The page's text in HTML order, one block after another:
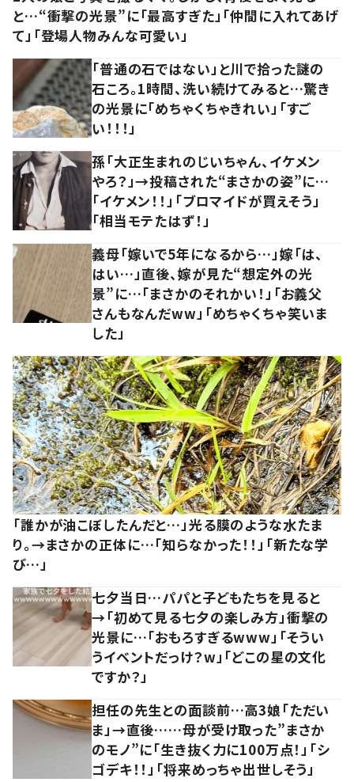
と…“衝撃の光景”に「最高すぎた」「仲間に入れてあげ
て」「登場人物みんな可愛い」
「普通の石ではない」と川で拾った謎の
石ころ。1時間、洗い続けてみると…驚き
の光景に「めちゃくちゃきれい」「すご
い！！！」
孫「大正生まれのじいちゃん、イケメン
やろ？」→投稿された“まさかの姿”に…
「イケメン！！」「ブロマイドが買えそう」
「相当モテたはず！」
義母「嫁いで5年になるから…」嫁「は、
はい…」直後、嫁が見た“想定外の光
景”に…「まさかのそれかい！」「お義父
さんもなんだww」「めちゃくちゃ笑いま
した」
「誰かが油こぼしたんだと…」光る膜のような水たま
り。→まさかの正体に…「知らなかった！！」「新たな学
び…」
七夕当日…パパと子どもたちを見ると
→「初めて見る七夕の楽しみ方」衝撃の
光景に…「おもろすぎるwww」「そうい
うイベントだっけ？w」「どこの星の文化
ですか？」
担任の先生との面談前…高3娘「ただい
ま」→直後……母が受け取った”まさか
のモノ”に「生き抜く力に100万点！」「シ
ゴデキ！！」「将来めっちゃ出世しそう」